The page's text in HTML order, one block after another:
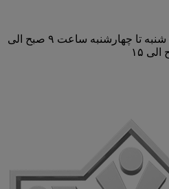
شنبه تا چهارشنبه ساعت ۹ صبح الی